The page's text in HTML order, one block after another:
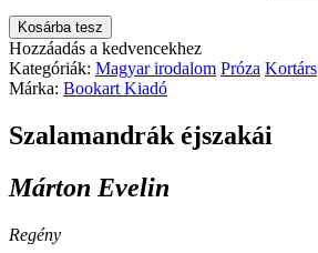
Kosárba tesz
Hozzáadás a kedvencekhez
Kategóriák: Magyar irodalom Próza Kortárs
Márka: Bookart Kiadó
Szalamandrák éjszakái
Márton Evelin
Regény